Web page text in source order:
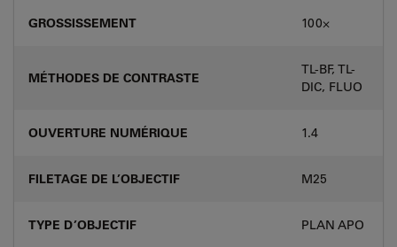
GROSSISSEMENT 100⨉
MÉTHODES DE CONTRASTE
TL-BF, TL-
DIC, FLUO
OUVERTURE NUMÉRIQUE 1.4
FILETAGE DE L’OBJECTIF M25
TYPE D’OBJECTIF PLAN APO